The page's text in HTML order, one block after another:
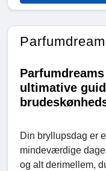
ultimative
Din bryllupsdag er
mindeværdige
og alt derimellem,